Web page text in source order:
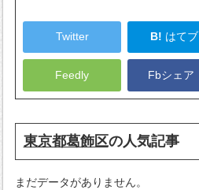
Twitter B! はてブ
Feedly Fbシェア
東京都葛飾区の人気記事
まだデータがありません。